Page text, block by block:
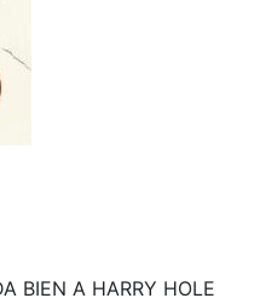
BIEN A HARRY HOLE